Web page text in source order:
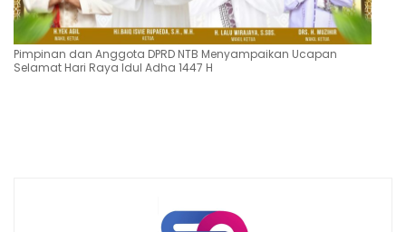
Pimpinan dan Anggota DPRD NTB Menyampaikan Ucapan
Selamat Hari Raya Idul Adha 1447 H